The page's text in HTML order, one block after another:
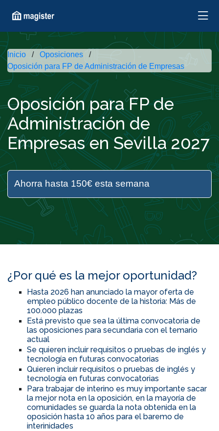
Inicio
Oposiciones
Oposición para FP de Administración de Empresas
Oposición para FP de
Administración de
Empresas en Sevilla 2027
Ahorra hasta 150€ esta semana
¿Por qué es la mejor oportunidad?
Hasta 2026 han anunciado la mayor oferta de
empleo público docente de la historia: Más de
100.000 plazas
Está previsto que sea la última convocatoria de
las oposiciones para secundaria con el temario
actual
Se quieren incluir requisitos o pruebas de inglés y
tecnología en futuras convocatorias
Quieren incluir requisitos o pruebas de inglés y
tecnología en futuras convocatorias
Para trabajar de interino es muy importante sacar
la mejor nota en la oposición, en la mayoría de
comunidades se guarda la nota obtenida en la
oposición hasta 10 años para el baremo de
interinidades